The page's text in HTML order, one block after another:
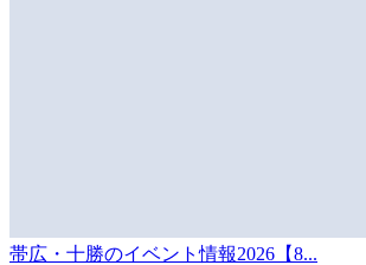
帯広・十勝のイベント情報2026【8...